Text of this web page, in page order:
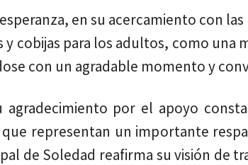
en su acercamiento con
cobijas para los adultos, como una
con un agradable momento y
agradecimiento por el apoyo
representan un importante
de Soledad reafirma su visión de